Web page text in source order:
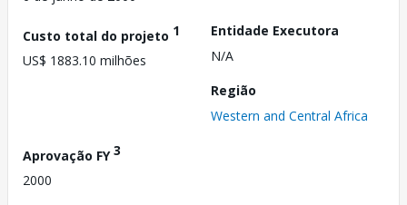
Custo total do projeto 1
US$ 1883.10 milhões
Entidade Executora
N/A
Região
Western and Central Africa
Aprovação FY3
2000